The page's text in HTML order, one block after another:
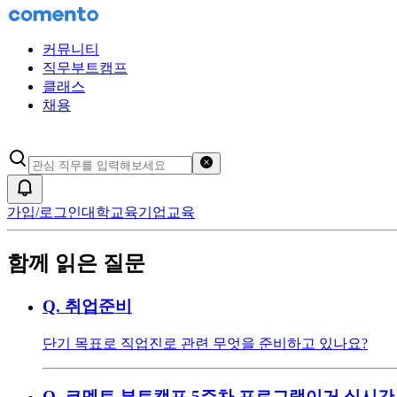
커뮤니티
직무부트캠프
클래스
채용
가입/로그인대학교육기업교육
함께 읽은 질문
Q. 취업준비
단기 목표로 직업진로 관련 무엇을 준비하고 있나요?